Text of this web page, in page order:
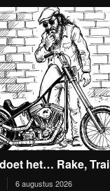
het… Rake,
6 augustus 2026